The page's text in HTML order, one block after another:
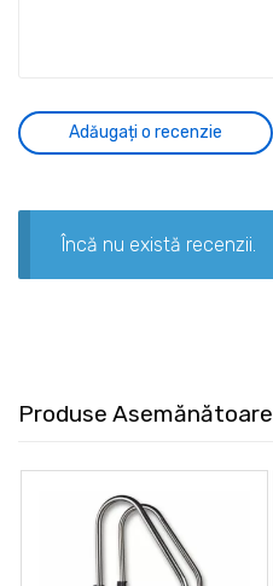
Încă nu există recenzii.
Produse Asemănătoare